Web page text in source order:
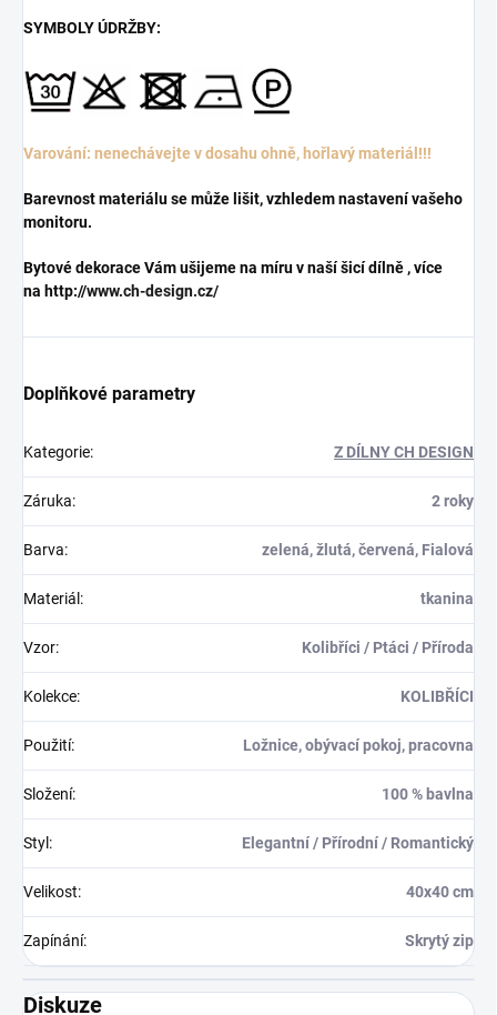
SYMBOLY ÚDRŽBY:
Varování: nenechávejte v dosahu ohně, hořlavý materiál!!!
Barevnost materiálu se může lišit, vzhledem nastavení vašeho
monitoru.
Bytové dekorace Vám ušijeme na míru v naší šicí dílně , více
na http://www.ch-design.cz/
Doplňkové parametry
Kategorie: Z DÍLNY CH DESIGN
Záruka: 2 roky
Barva: zelená, žlutá, červená, Fialová
Materiál : tkanina
Vzor: Kolibříci / Ptáci / Příroda
Kolekce: KOLIBŘÍCI
Použití: Ložnice, obývací pokoj, pracovna
Složení: 100 % bavlna
Styl : Elegantní / Přírodní / Romantický
Velikost: 40x40 cm
Zapínání: Skrytý zip
Diskuze